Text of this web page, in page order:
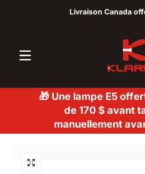
Passer au contenuLivraison Canada
🎁 Une lampe E5
de 170 $ avant
manuellement